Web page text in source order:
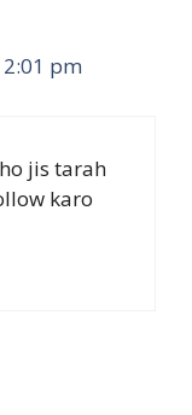
pm
jis tarah
karo